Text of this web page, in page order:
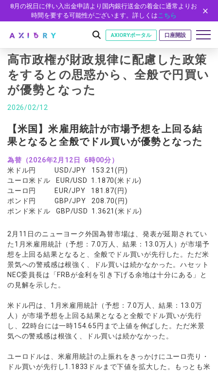
8月の祝日に伴い入出金申請より国内銀行送金の着金に通常よりお
時間を要する可能性がございます。詳しくはこちら
はじめに
はじめに
安全性
取引
取引商品
FX（通貨ペア）
現物株式
ETF
株式CFD
株価指数CFD
エネルギーCFD
貴金属CFD
ソフトコモディティCFD
NEW
バトルCFD
取引条件
スプレッド・手数料
ゼロカットとロスカット
スワップとロールオーバー
入出金方法
レバレッジ
NEW
約定率
取引時間
取引計算シミュレーター
注文執行ポリシー
経済指標・予測カレンダー
休眠口座と凍結口座
口座
口座の種類
口座タイプ
法人のお客様
ゼロ口座
NEW
デモ口座
口座開設
口座開設フォーム
必要書類
開設方法
プラットフォーム
プラットフォーム
MT5
MT4
cTrader
AXIORYポータル
ツール
MT4/MT5 ヒストリカルデータ
EA(エキスパートアドバイザー)
カスタムインジケーター
ストライク インジケータ
MQLシグナル
NEW
通貨インデックス
パートナー
パートナーシップ・プログラム
イントロデュース・パートナープログラム（IP）
ニュース
ニュースリリース
マーケットニュース
コーポレートニュース
キャンペーン
トレードガイド
NEW
会社概要
会社概要
役員紹介
お問合せ
よくあるご質問
日本語
عربى
English
Русский
Español
ไทย
Tiếng Việt
口座開設する
法人のお客様は こちら
AXIORYポータル 口座開設
高市政権が財政規律に配慮した政策
をするとの思惑から、全般で円買い
が優勢となった
2026/02/12
【米国】米雇用統計が市場予想を上回る結
果となると全般でドル買いが優勢となった
為替（2026年2月12日 6時00分）
米ドル円 USD/JPY 153.21(円)
ユーロ米ドル EUR/USD 1.1870(米ドル)
ユーロ円 EUR/JPY 181.87(円)
ポンド円 GBP/JPY 208.70(円)
ポンド米ドル GBP/USD 1.3621(米ドル)
2月11日のニューヨーク外国為替市場は、発表が延期されてい
た1月米雇用統計（予想：7.0万人、結果：13.0万人）が市場予
想を上回る結果となると、全般でドル買いが先行した。ただ米
景気への警戒感は根強く、ドル買いは続かなかった。ハセット
NEC委員長は「FRBが金利を引き下げる余地は十分にある」と
の見解を示した。
米ドル円は、1月米雇用統計（予想：7.0万人、結果：13.0万
人）が市場予想を上回る結果となると全般でドル買いが先行
し、22時台には一時154.65円まで上値を伸ばした。ただ米景
気への警戒感は根強く、ドル買いは続かなかった。
ユーロドルは、米雇用統計の上振れをきっかけにユーロ売り・
ドル買いが先行し1.1833ドルまで下値を拡大した。もっとも米